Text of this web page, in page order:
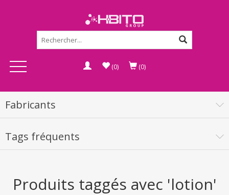
(0) (0)
Fabricants
Tags fréquents
Produits taggés avec 'lotion'